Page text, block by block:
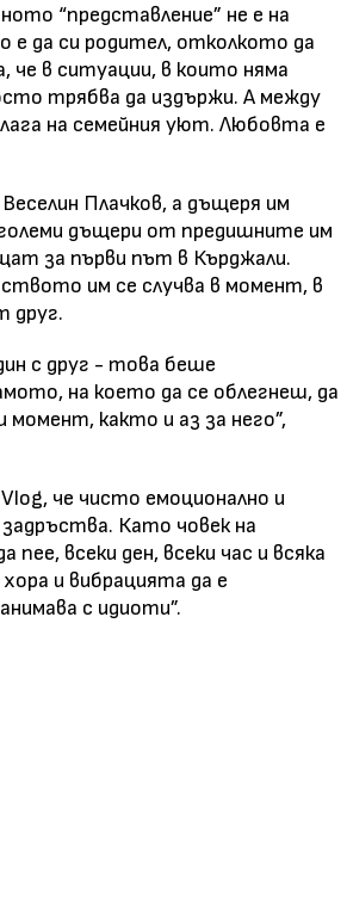
“представление” не е на
е да си родител, отколкото да
че в ситуации, в които няма
трябва да издържи. А между
на семейния уют. Любовта е
Плачков, а дъщеря им
дъщери от предишните им
за първи път в Кърджали.
им се случва в момент, в
друг.
с друг - това беше
на което да се облегнеш, да
както и аз за него”,
че чисто емоционално и
Като човек на
всеки ден, всеки час и всяка
и вибрацията да е
с идиоти”.